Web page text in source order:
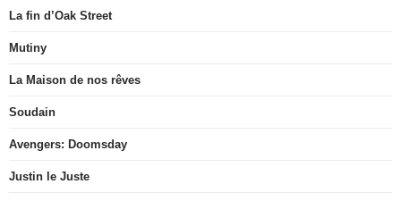
La fin d’Oak Street
Mutiny
La Maison de nos rêves
Soudain
Avengers: Doomsday
Justin le Juste